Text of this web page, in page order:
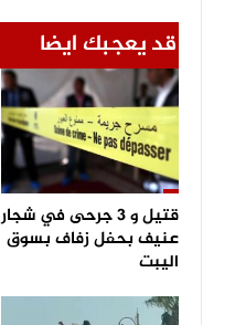
قد يعجبك ايضا
قتيل و 3 جرحى في شجار
عنيف بحفل زفاف بسوق
اليبت